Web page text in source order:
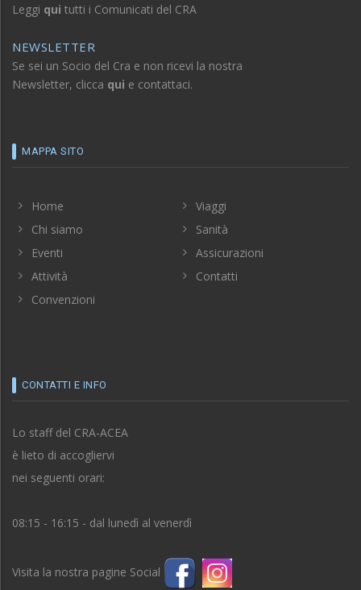
Leggi qui tutti i Comunicati del CRA
NEWSLETTER
Se sei un Socio del Cra e non ricevi la nostra
Newsletter, clicca qui e contattaci.
MAPPA SITO
Home
Chi siamo
Eventi
Attività
Convenzioni
Viaggi
Sanità
Assicurazioni
Contatti
CONTATTI E INFO
Lo staff del CRA-ACEA
è lieto di accogliervi
nei seguenti orari:
08:15 - 16:15 - dal lunedì al venerdì
Visita la nostra pagine Social